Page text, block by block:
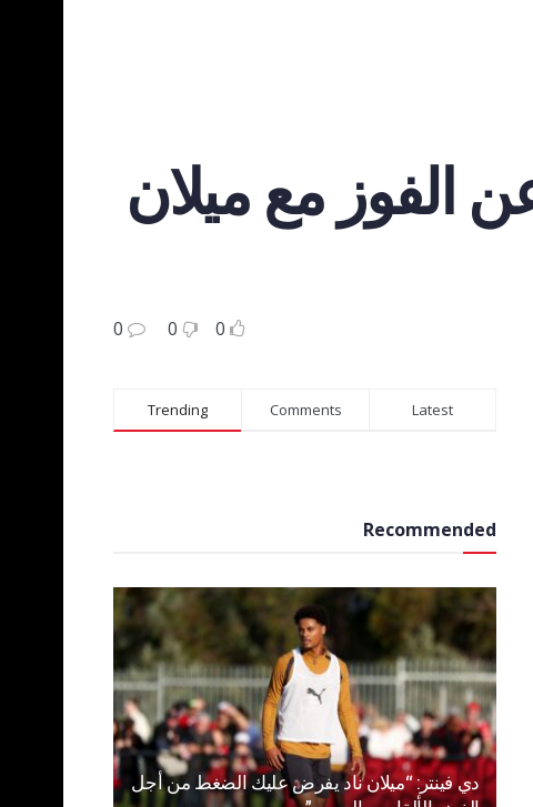
الفوز مع ميلان
0
0
Trending Comments Latest
Recommended
دي فينتر: “ميلان ناد يفرض عليك الضغط من أجل